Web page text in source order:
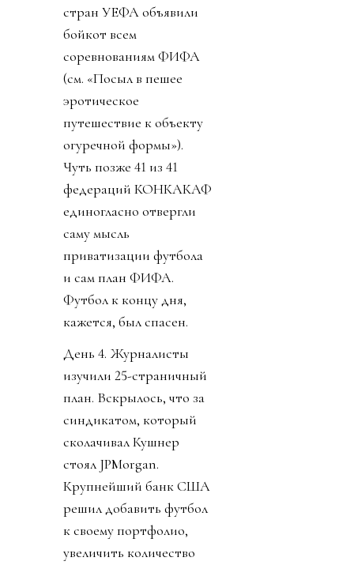
стран УЕФА объявили
бойкот всем
соревнованиям ФИФА
(см. «Посыл в пешее
эротическое
путешествие к объекту
огуречной формы»).
Чуть позже 41 из 41
федераций КОНКАКАФ
единогласно отвергли
саму мысль
приватизации футбола
и сам план ФИФА.
Футбол к концу дня,
кажется, был спасен.
День 4. Журналисты
изучили 25-страничный
план. Вскрылось, что за
синдикатом, который
сколачивал Кушнер
стоял JPMorgan.
Крупнейший банк США
решил добавить футбол
к своему портфолио,
увеличить количество